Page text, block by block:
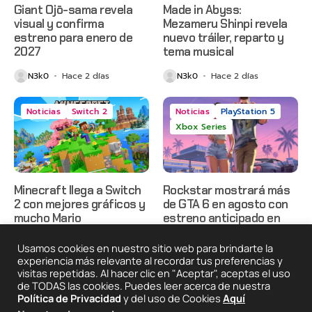
Giant Ojō-sama revela
visual y confirma
estreno para enero de
2027
N3k0 Hace 2 días
Made in Abyss:
Mezameru Shinpi revela
nuevo tráiler, reparto y
tema musical
N3k0 Hace 2 días
Noticias Switch 2
Minecraft llega a Switch
2 con mejores gráficos y
mucho Mario
Hace 2 días
Noticias
PlayStation 5
Xbox Series
Rockstar mostrará más
de GTA 6 en agosto con
estreno anticipado en
N3k0 Hace 3 días
2025 © Degeneraciónx.com | Anime, Games & Nothing
Usamos cookies en nuestro sitio web para brindarte la
experiencia más relevante al recordar tus preferencias y
visitas repetidas. Al hacer clic en "Aceptar", aceptas el uso
de TODAS las cookies. Puedes leer acerca de nuestra
Política de Privacidad y del uso de Cookies Aquí